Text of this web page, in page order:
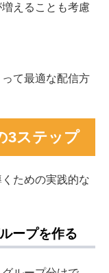
えることも考慮
て最適な配信方
3ステップ
ための実践的な
ープを作る